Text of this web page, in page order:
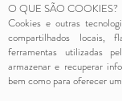
O QUE SÃO COOKIES?
Cookies e outras
compartilhados locais,
ferramentas utilizadas
armazenar e recuperar
bem como para oferecer